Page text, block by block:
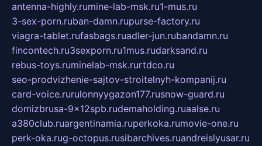
antenna-highly.rumine-lab-msk.ru1-mus.ru
3-sex-porn.ruban-damn.rupurse-factory.ru
viagra-tablet.rufasbags.ruadler-jun.rubandamn.ru
fincontech.ru3sexporn.ru1mus.rudarksand.ru
rebus-toys.ruminelab-msk.rurtdco.ru
seo-prodvizhenie-sajtov-stroitelnyh-kompanij.ru
card-voice.rurulonnyygazon177.rusnow-guard.ru
domizbrusa-9x12spb.rudemaholding.ruaalse.ru
a380club.ruargentinamia.ruperkoka.rumovie-one.ru
perk-oka.rug-octopus.rusibarchives.ruandreislyusar.ru